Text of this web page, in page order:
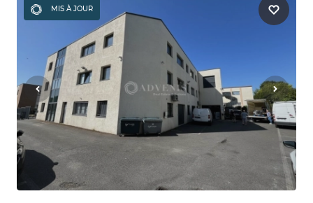
MIS À JOUR